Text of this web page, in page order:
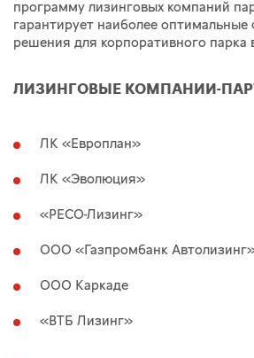
программу лизинговых компаний
гарантирует наиболее
решения для корпоративного парка
ЛИЗИНГОВЫЕ КОМПАНИИ-
ЛК «Европлан»
ЛК «Эволюция»
«РЕСО-Лизинг»
ООО «Газпромбанк
ООО Каркаде
«ВТБ Лизинг»